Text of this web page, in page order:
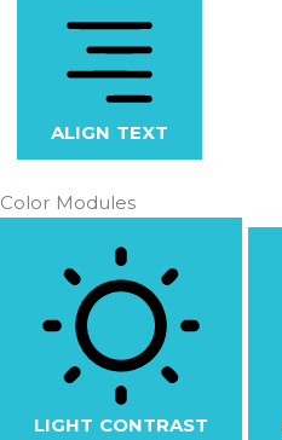
ALIGN TEXT
Color Modules
LIGHT CONTRAST